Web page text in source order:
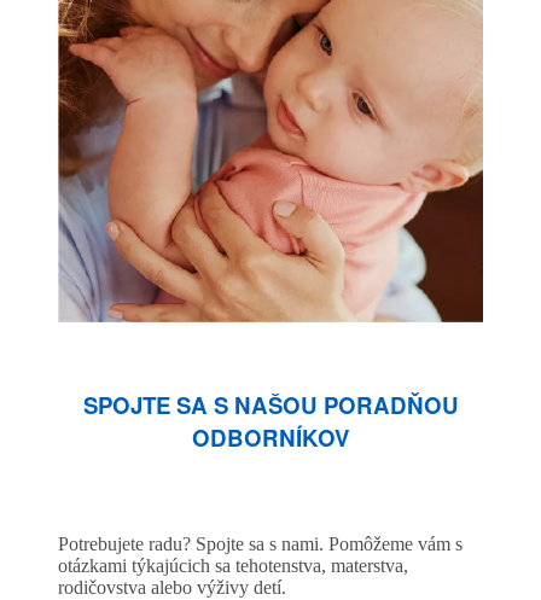
SPOJTE SA S NAŠOU PORADŇOU
ODBORNÍKOV
Potrebujete radu? Spojte sa s nami. Pomôžeme vám s
otázkami týkajúcich sa tehotenstva, materstva,
rodičovstva alebo výživy detí.